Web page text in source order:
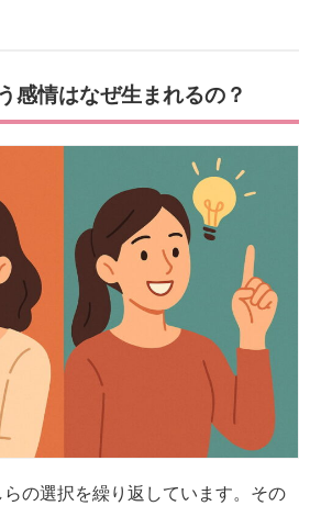
感情はなぜ生まれるの？
の選択を繰り返しています。その